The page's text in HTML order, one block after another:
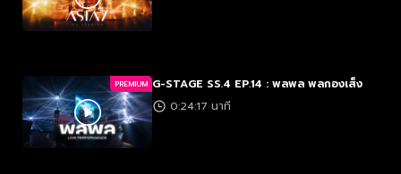
PREMIUM G-STAGE SS.4 EP.14 : พลพล พลกองเส็ง
0:24:17 นาที